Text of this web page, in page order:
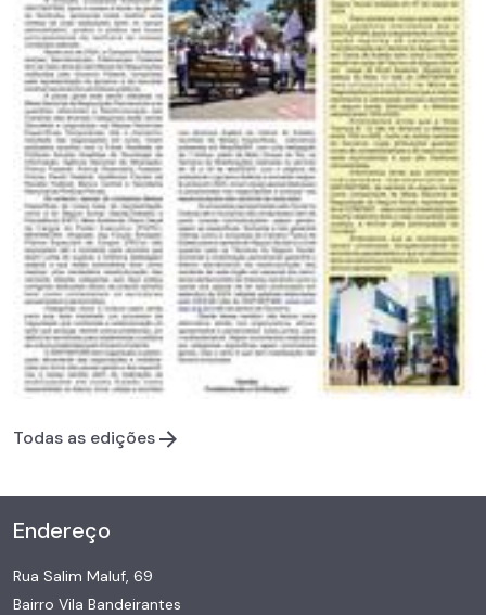
Todas as edições
Endereço
Rua Salim Maluf, 69
Bairro Vila Bandeirantes